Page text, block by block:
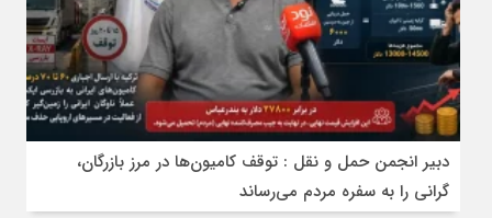
دبیر انجمن حمل‌ و نقل : توقف کامیون‌ها در مرز بازرگان،
گرانی را به سفره مردم می‌رساند